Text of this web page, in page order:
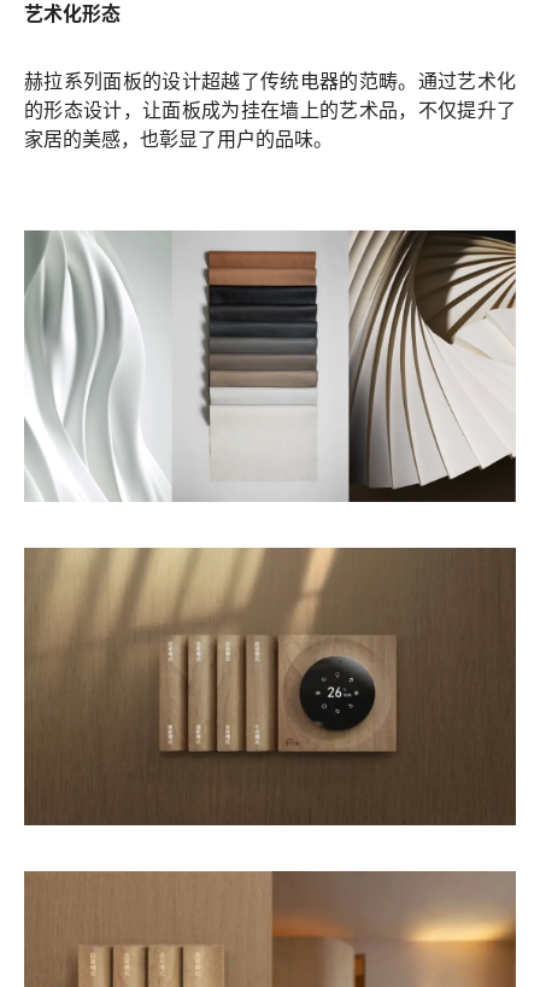
艺术化形态
赫拉系列面板的设计超越了传统电器的范畴。通过艺术化
的形态设计，让面板成为挂在墙上的艺术品，不仅提升了
家居的美感，也彰显了用户的品味。